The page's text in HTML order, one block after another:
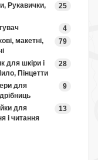
25
Рукавички,
4
79
макетні,
28
для шкіри і
Пінцетти
9
для
13
для
і читання